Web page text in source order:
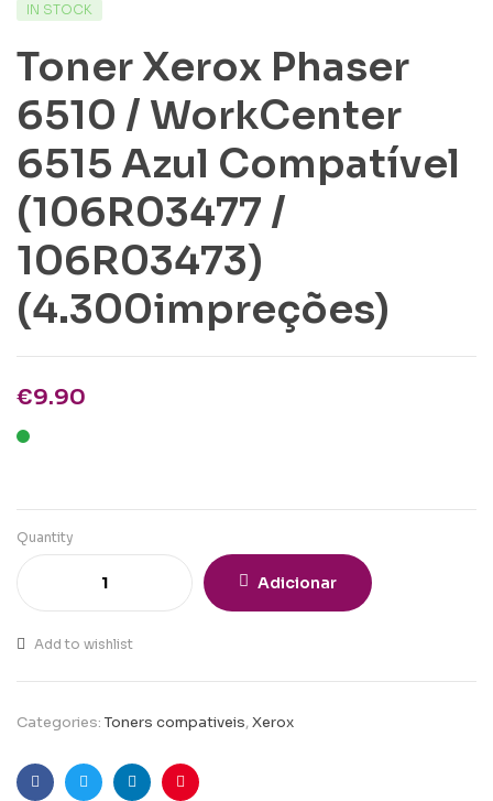
IN STOCK
Toner Xerox Phaser
6510 / WorkCenter
6515 Azul Compatível
(106R03477 /
106R03473)
(4.300impreções)
€9.90
Quantity
Adicionar
Add to wishlist
Categories: Toners compativeis,Xerox